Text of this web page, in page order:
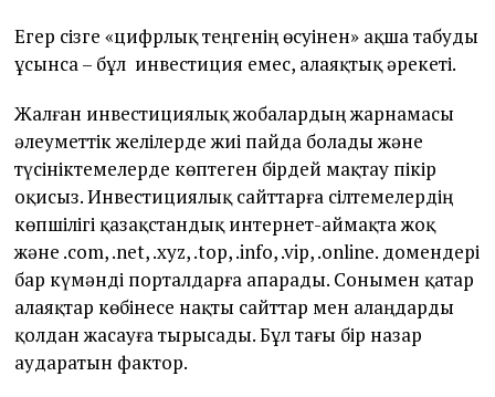
Егер сізге «цифрлық теңгенің өсуінен» ақша табуды
ұсынса – бұл инвестиция емес, алаяқтық әрекеті.
Жалған инвестициялық жобалардың жарнамасы
әлеуметтік желілерде жиі пайда болады және
түсініктемелерде көптеген бірдей мақтау пікір
оқисыз. Инвестициялық сайттарға сілтемелердің
көпшілігі қазақстандық интернет-аймақта жоқ
және .com, .net, .xyz, .top, .info, .vip, .online. домендері
бар күмәнді порталдарға апарады. Сонымен қатар
алаяқтар көбінесе нақты сайттар мен алаңдарды
қолдан жасауға тырысады. Бұл тағы бір назар
аударатын фактор.